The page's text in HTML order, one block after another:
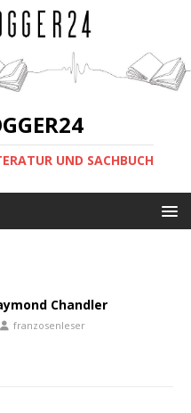
UND SACHBUCH
Chandler
franzosenleser